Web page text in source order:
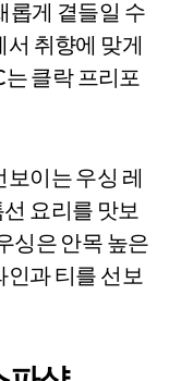
롭게 곁들일 수
취향에 맞게
클락 프리포
보이는 우싱 레
요리를 맛보
싱은 안목 높은
인과 티를 선보